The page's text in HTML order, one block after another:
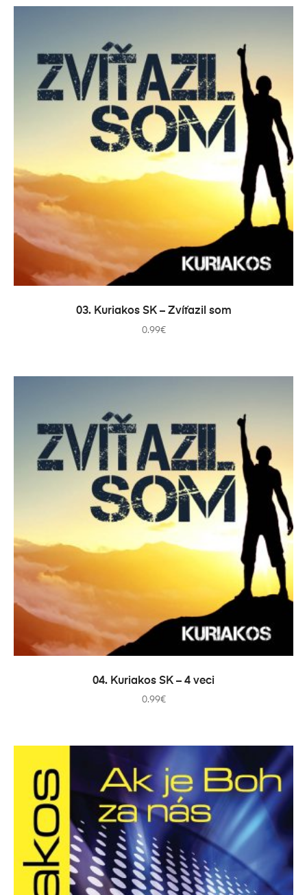
PRIDAŤ DO KOŠÍKA
03. Kuriakos SK – Zvíťazil som
0.99€
PRIDAŤ DO KOŠÍKA
04. Kuriakos SK – 4 veci
0.99€